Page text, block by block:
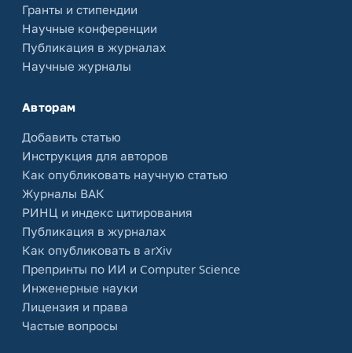
Гранты и стипендии
Научные конференции
Публикация в журналах
Научные журналы
Авторам
Добавить статью
Инструкция для авторов
Как опубликовать научную статью
Журналы ВАК
РИНЦ и индекс цитирования
Публикация в журналах
Как опубликовать в arXiv
Препринты по ИИ и Computer Science
Инженерные науки
Лицензия и права
Частые вопросы